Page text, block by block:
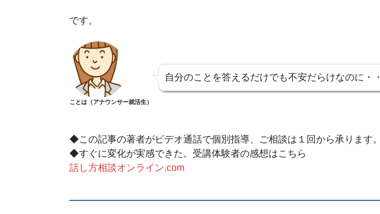
です。
ことは（アナウンサー就活生）
自分のことを答えるだけでも不安だらけなのに・・
◆この記事の著者がビデオ通話で個別指導、ご相談は１回から承ります。
◆すぐに変化が実感できた。受講体験者の感想はこちら
話し方相談オンライン.com